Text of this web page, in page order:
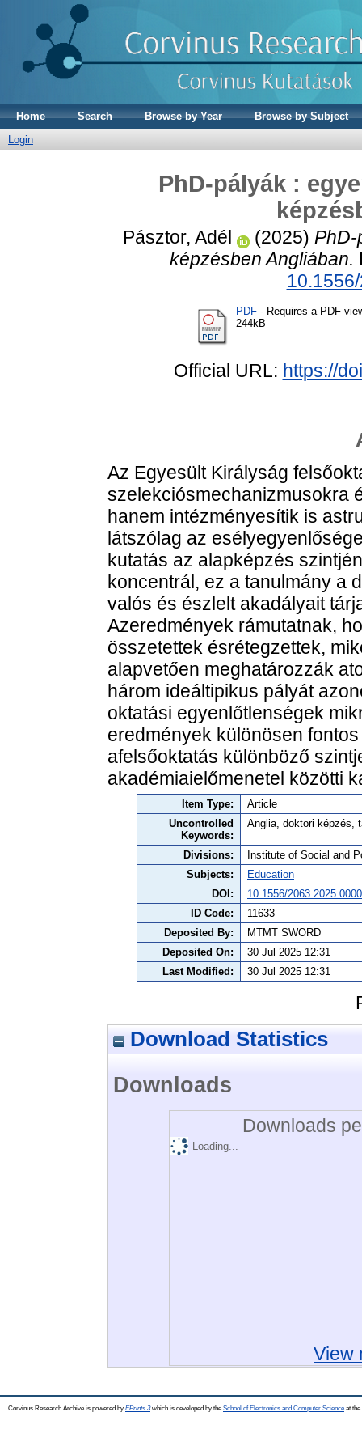
Home Search Browse by Year
Browse by Subject
Login
PhD-pályák :
Pásztor, Adél (2025)
képzésben Angliában.
PDF - Requires a PDF
244kB
Official URL: https://
Az Egyesült Királyság
szelekciósmechanizmusokra
hanem intézményesítik is
látszólag az
kutatás az alapképzés
koncentrál, ez a tanulmány a
valós és észlelt akadályait
Azeredmények rámutatnak,
összetettek ésrétegzettek,
alapvetően meghatározzák
három ideáltipikus pályát
oktatási egyenlőtlenségek
eredmények különösen
afelsőoktatás különböző
akadémiaielőmenetel közötti
Item Type:
Article
Uncontrolled
Keywords:
Anglia, doktori képzés,
Divisions:
Institute of Social and
Subjects:
Education
DOI:
10.1556/
ID Code:
11633
Deposited By:
MTMT SWORD
Deposited On:
30 Jul 2025 12:31
Last Modified:
30 Jul 2025 12:31
Download Statistics
Downloads
Downloads
Loading...
View
Corvinus Research Archive is powered by EPrints 3which is developed by the School of Electronics and Computer Science at